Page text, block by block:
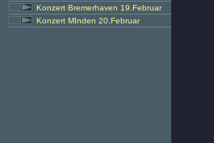
Konzert Bremerhaven 19.Februar
Konzert MInden 20.Februar